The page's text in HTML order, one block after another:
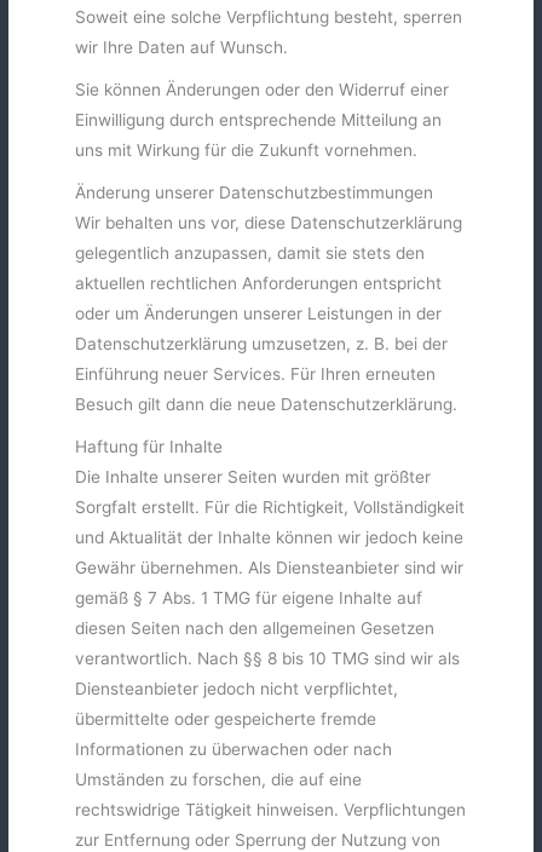
Soweit eine solche Verpflichtung besteht, sperren
wir Ihre Daten auf Wunsch.
Sie können Änderungen oder den Widerruf einer
Einwilligung durch entsprechende Mitteilung an
uns mit Wirkung für die Zukunft vornehmen.
Änderung unserer Datenschutzbestimmungen
Wir behalten uns vor, diese Datenschutzerklärung
gelegentlich anzupassen, damit sie stets den
aktuellen rechtlichen Anforderungen entspricht
oder um Änderungen unserer Leistungen in der
Datenschutzerklärung umzusetzen, z. B. bei der
Einführung neuer Services. Für Ihren erneuten
Besuch gilt dann die neue Datenschutzerklärung.
Haftung für Inhalte
Die Inhalte unserer Seiten wurden mit größter
Sorgfalt erstellt. Für die Richtigkeit, Vollständigkeit
und Aktualität der Inhalte können wir jedoch keine
Gewähr übernehmen. Als Diensteanbieter sind wir
gemäß § 7 Abs. 1 TMG für eigene Inhalte auf
diesen Seiten nach den allgemeinen Gesetzen
verantwortlich. Nach §§ 8 bis 10 TMG sind wir als
Diensteanbieter jedoch nicht verpflichtet,
übermittelte oder gespeicherte fremde
Informationen zu überwachen oder nach
Umständen zu forschen, die auf eine
rechtswidrige Tätigkeit hinweisen. Verpflichtungen
zur Entfernung oder Sperrung der Nutzung von